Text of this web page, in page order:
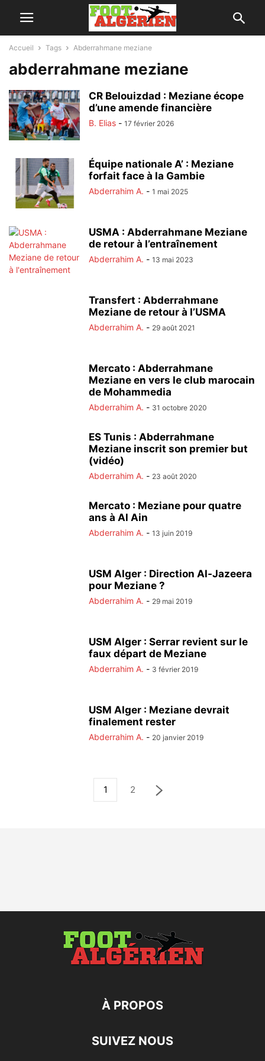
Accueil Tags Abderrahmane meziane
abderrahmane meziane
CR Belouizdad : Meziane écope
d’une amende financière
B. Elias - 17 février 2026
Équipe nationale A’ : Meziane
forfait face à la Gambie
Abderrahim A. - 1 mai 2025
USMA : Abderrahmane Meziane
de retour à l’entraînement
Abderrahim A. - 13 mai 2023
Transfert : Abderrahmane
Meziane de retour à l’USMA
Abderrahim A. - 29 août 2021
Mercato : Abderrahmane
Meziane en vers le club marocain
de Mohammedia
Abderrahim A. - 31 octobre 2020
ES Tunis : Abderrahmane
Meziane inscrit son premier but
(vidéo)
Abderrahim A. - 23 août 2020
Mercato : Meziane pour quatre
ans à Al Ain
Abderrahim A. - 13 juin 2019
USM Alger : Direction Al-Jazeera
pour Meziane ?
Abderrahim A. - 29 mai 2019
USM Alger : Serrar revient sur le
faux départ de Meziane
Abderrahim A. - 3 février 2019
USM Alger : Meziane devrait
finalement rester
Abderrahim A. - 20 janvier 2019
1 2
À PROPOS
SUIVEZ NOUS